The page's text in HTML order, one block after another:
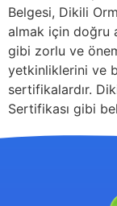
Belgesi, Dikili
almak için doğru
gibi zorlu ve
yetkinliklerini ve
sertifikalardır.
Sertifikası gibi